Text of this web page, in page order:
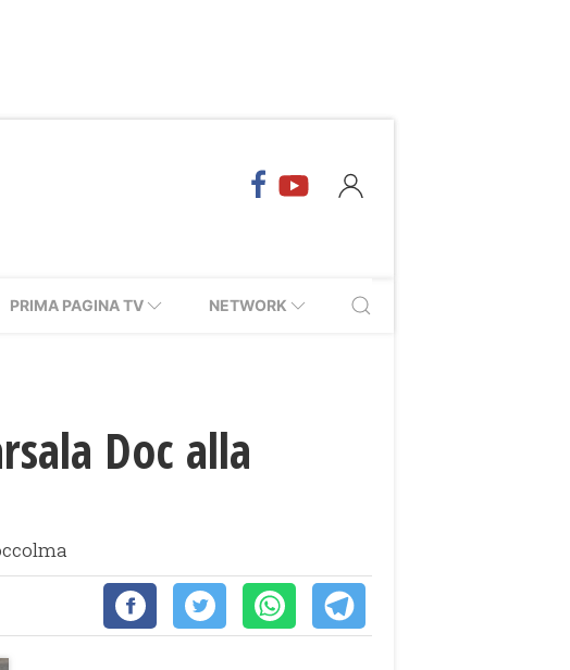
PRIMA PAGINA TV NETWORK
Doc alla